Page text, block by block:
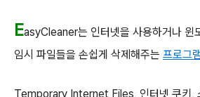
EasyCleaner는 인터넷을 사용하거나 윈
임시 파일들을 손쉽게 삭제해주는 프로그램
Temporary Internet Files, 인터넷 쿠키,